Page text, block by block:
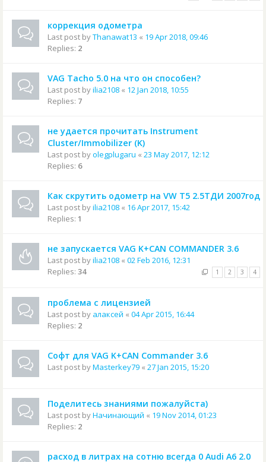
коррекция одометра
Last post byThanawat13 « 19 Apr 2018, 09:46
Replies: 2
VAG Tacho 5.0 на что он способен?
Last post byilia2108 « 12 Jan 2018, 10:55
Replies: 7
не удается прочитать Instrument
Cluster/Immobilizer (K)
Last post byolegplugaru « 23 May 2017, 12:12
Replies: 6
Как скрутить одометр на VW T5 2.5ТДИ 2007год
Last post byilia2108 « 16 Apr 2017, 15:42
Replies: 1
не запускается VAG K+CAN COMMANDER 3.6
Last post byilia2108 « 02 Feb 2016, 12:31
Replies: 34 1 2 3 4
проблема с лицензией
Last post by алаксей « 04 Apr 2015, 16:44
Replies: 2
Софт для VAG K+CAN Commander 3.6
Last post byMasterkey79 « 27 Jan 2015, 15:20
Поделитесь знаниями пожалуйста)
Last post byНачинающий « 19 Nov 2014, 01:23
Replies: 2
расход в литрах на сотню всегда 0 Audi A6 2.0